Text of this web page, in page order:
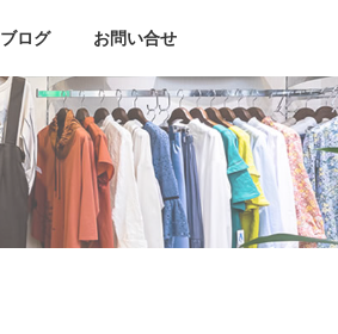
ブログ お問い合せ